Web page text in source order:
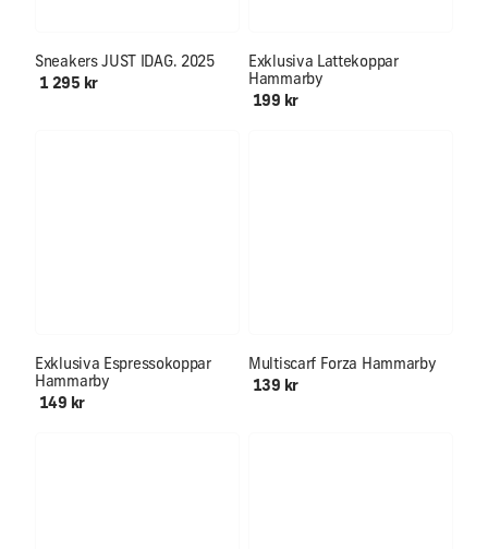
Sneakers JUST IDAG. 2025
1 295 kr
Exklusiva Lattekoppar
Hammarby
199 kr
Exklusiva Espressokoppar
Hammarby
149 kr
Multiscarf Forza Hammarby
139 kr